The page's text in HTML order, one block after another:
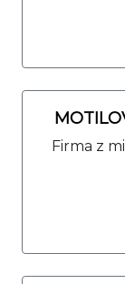
Firma z